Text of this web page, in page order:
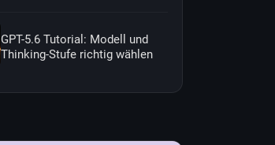
GPT-5.6 Tutorial: Modell und
Thinking-Stufe richtig wählen